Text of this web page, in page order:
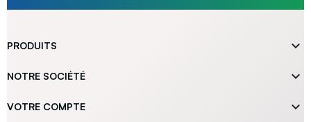
PRODUITS 
NOTRE SOCIÉTÉ 
VOTRE COMPTE 